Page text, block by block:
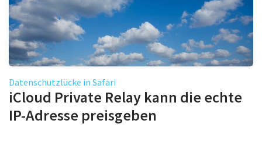
Datenschutzlücke in Safari
iCloud Private Relay kann die echte
IP-Adresse preisgeben